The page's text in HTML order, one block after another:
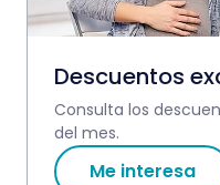
Descuentos
Consulta los
del mes.
Me interesa